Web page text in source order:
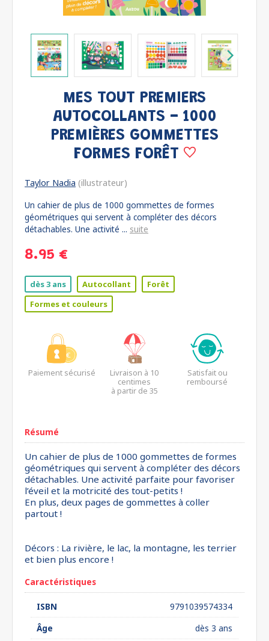
MES TOUT PREMIERS
AUTOCOLLANTS - 1000
PREMIÈRES GOMMETTES
FORMES FORÊT
Taylor Nadia (illustrateur)
Un cahier de plus de 1000 gommettes de formes
géométriques qui servent à compléter des décors
détachables. Une activité ... suite
8.95 €
dès 3 ans Autocollant
Forêt
Formes et couleurs
Paiement sécurisé
Livraison à 10
centimes
à partir de 35
Satisfait ou
remboursé
Résumé
Un cahier de plus de 1000 gommettes de formes
géométriques qui servent à compléter des décors
détachables. Une activité parfaite pour favoriser
l’éveil et la motricité des tout-petits !
En plus, deux pages de gommettes à coller
partout !
Décors : La rivière, le lac, la montagne, les terrier
et bien plus encore !
Caractéristiques
ISBN
9791039574334
Âge
dès 3 ans